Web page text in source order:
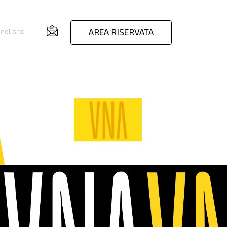
nel sito AREA RISERVATA